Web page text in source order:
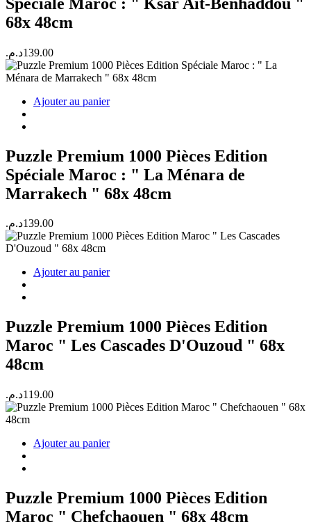
68x 48cm
139.00د.م.
Ajouter au panier
Puzzle Premium 1000 Pièces Edition
Spéciale Maroc : " La Ménara de
Marrakech " 68x 48cm
139.00د.م.
Ajouter au panier
Puzzle Premium 1000 Pièces Edition
Maroc " Les Cascades D'Ouzoud " 68x
48cm
119.00د.م.
Ajouter au panier
Puzzle Premium 1000 Pièces Edition
Maroc " Chefchaouen " 68x 48cm